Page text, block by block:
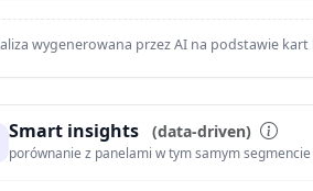
wygenerowana przez AI na podstawie
Smart insights (data-driven)
porównanie z panelami w tym samym segmencie